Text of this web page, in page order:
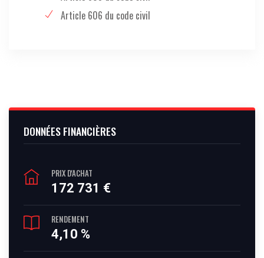
Article 606 du code civil
DONNÉES FINANCIÈRES
PRIX D'ACHAT
172 731 €
RENDEMENT
4,10 %